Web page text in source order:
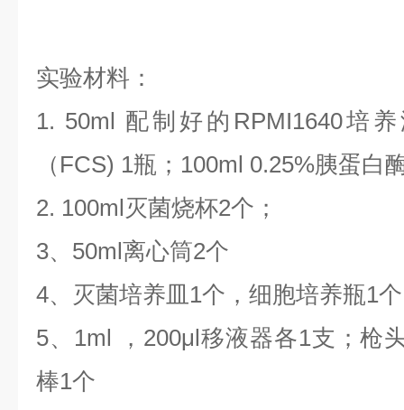
实验材料：
1. 50ml 配制好的RPMI1640培
（FCS) 1瓶；100ml 0.25%胰蛋白
2. 100ml灭菌烧杯2个；
3、50ml离心筒2个
4、灭菌培养皿1个，细胞培养瓶1
5、1ml ，200μl移液器各1支；枪
棒1个